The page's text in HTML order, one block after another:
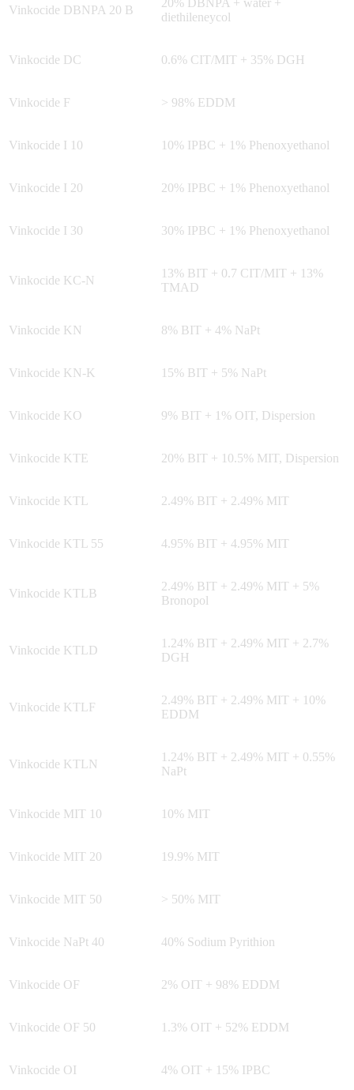
Vinkocide DBNPA 20 B
diethileneycol
Vinkocide DC 0.6% CIT/MIT + 35% DGH
Vinkocide F > 98% EDDM
Vinkocide I 10 10% IPBC + 1% Phenoxyethanol
Vinkocide I 20 20% IPBC + 1% Phenoxyethanol
Vinkocide I 30 30% IPBC + 1% Phenoxyethanol
Vinkocide KC-N
13% BIT + 0.7 CIT/MIT + 13%
TMAD
Vinkocide KN 8% BIT + 4% NaPt
Vinkocide KN-K 15% BIT + 5% NaPt
Vinkocide KO 9% BIT + 1% OIT, Dispersion
Vinkocide KTE 20% BIT + 10.5% MIT, Dispersion
Vinkocide KTL 2.49% BIT + 2.49% MIT
Vinkocide KTL 55 4.95% BIT + 4.95% MIT
Vinkocide KTLB
2.49% BIT + 2.49% MIT + 5%
Bronopol
Vinkocide KTLD
1.24% BIT + 2.49% MIT + 2.7%
DGH
Vinkocide KTLF
2.49% BIT + 2.49% MIT + 10%
EDDM
Vinkocide KTLN
1.24% BIT + 2.49% MIT + 0.55%
NaPt
Vinkocide MIT 10 10% MIT
Vinkocide MIT 20 19.9% MIT
Vinkocide MIT 50 > 50% MIT
Vinkocide NaPt 40 40% Sodium Pyrithion
Vinkocide OF 2% OIT + 98% EDDM
Vinkocide OF 50 1.3% OIT + 52% EDDM
Vinkocide OI 4% OIT + 15% IPBC